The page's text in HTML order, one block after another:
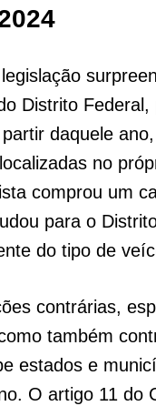
Distrito
daquele
no
comprou um
para o
do tipo de
contrárias,
também
estados e
O artigo 11 do